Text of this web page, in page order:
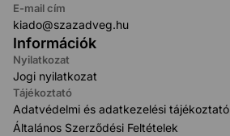
Információk
Nyilatkozat
Jogi nyilatkozat
Tájékoztató
Adatvédelmi és adatkezelési tájékoztató
Általános Szerződési Feltételek
E-mail cím
kiado@szazadveg.hu